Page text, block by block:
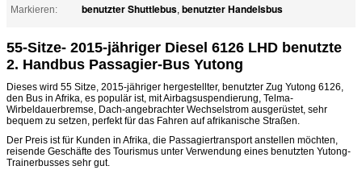
Markieren:
benutzter Shuttlebus, benutzter Handelsbus
55-Sitze- 2015-jähriger Diesel 6126 LHD benutzte
2. Handbus Passagier-Bus Yutong
Dieses wird 55 Sitze, 2015-jähriger hergestellter, benutzter Zug Yutong 6126,
den Bus in Afrika, es populär ist, mit Airbagsuspendierung, Telma-
Wirbeldauerbremse, Dach-angebrachter Wechselstrom ausgerüstet, sehr
bequem zu setzen, perfekt für das Fahren auf afrikanische Straßen.
Der Preis ist für Kunden in Afrika, die Passagiertransport anstellen möchten,
reisende Geschäfte des Tourismus unter Verwendung eines benutzten Yutong-
Trainerbusses sehr gut.